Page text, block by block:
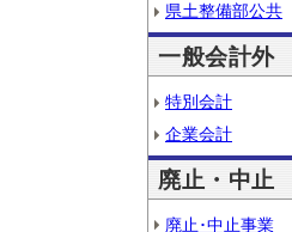
県土整備部公共
一般会計外
特別会計
企業会計
廃止・中止
廃止･中止事業